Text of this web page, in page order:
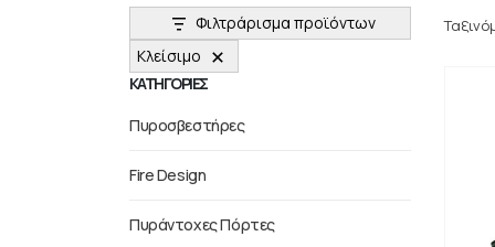
Φιλτράρισμα προϊόντων
Κλείσιμο
ΚΑΤΗΓΟΡΙΕΣ
Πυροσβεστήρες
Fire Design
Πυράντοχες Πόρτες